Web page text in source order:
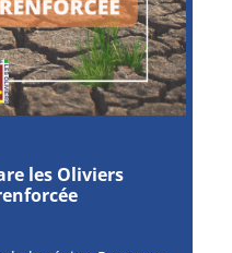
les Oliviers